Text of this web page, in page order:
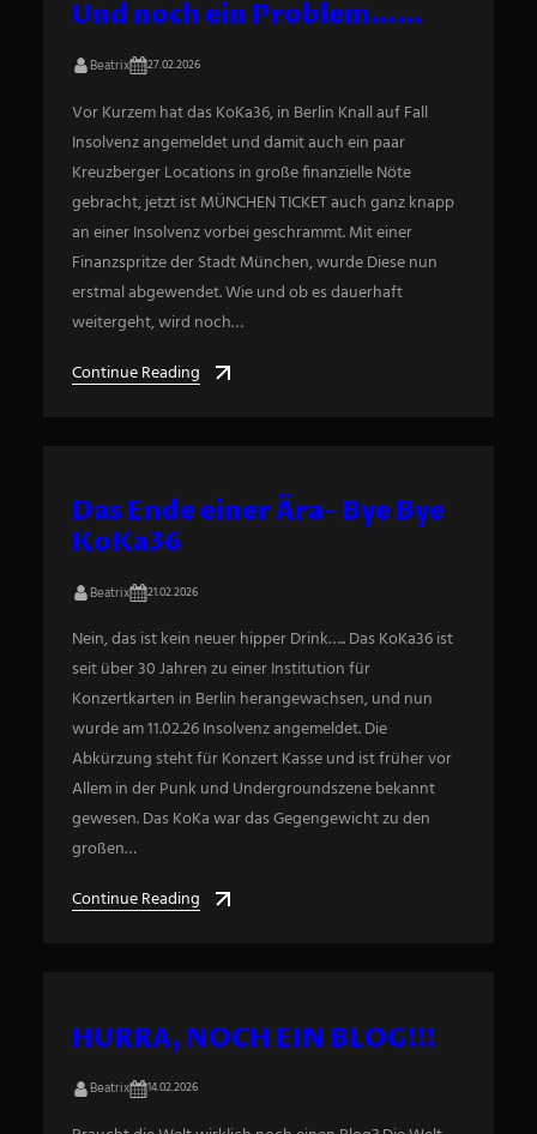
Und noch ein Problem……
Beatrix 27.02.2026
Vor Kurzem hat das KoKa36, in Berlin Knall auf Fall
Insolvenz angemeldet und damit auch ein paar
Kreuzberger Locations in große finanzielle Nöte
gebracht, jetzt ist MÜNCHEN TICKET auch ganz knapp
an einer Insolvenz vorbei geschrammt. Mit einer
Finanzspritze der Stadt München, wurde Diese nun
erstmal abgewendet. Wie und ob es dauerhaft
weitergeht, wird noch…
Continue Reading
Das Ende einer Ära- Bye Bye
KoKa36
Beatrix 21.02.2026
Nein, das ist kein neuer hipper Drink….. Das KoKa36 ist
seit über 30 Jahren zu einer Institution für
Konzertkarten in Berlin herangewachsen, und nun
wurde am 11.02.26 Insolvenz angemeldet. Die
Abkürzung steht für Konzert Kasse und ist früher vor
Allem in der Punk und Undergroundszene bekannt
gewesen. Das KoKa war das Gegengewicht zu den
großen…
Continue Reading
HURRA, NOCH EIN BLOG!!!
Beatrix 14.02.2026